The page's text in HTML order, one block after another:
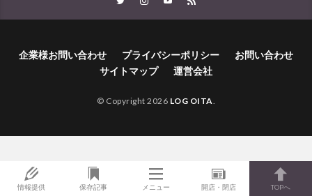
企業様お問い合わせ プライバシーポリシー
お問い合わせ
サイトマップ
運営会社
© Copyright 2026 LOG OITA
情報提供 保存記事 メニュー 開店・閉店 TOPへ